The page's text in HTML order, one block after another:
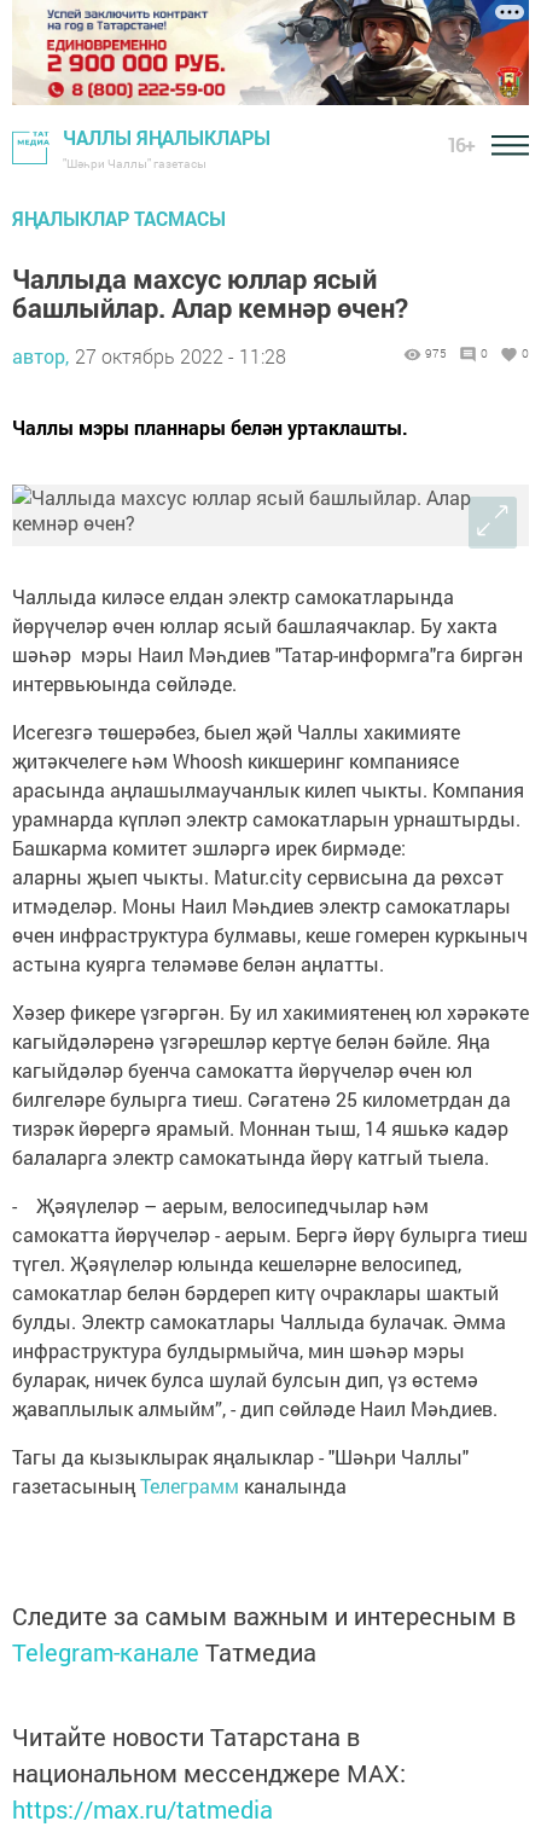
ЧАЛЛЫ ЯҢАЛЫКЛАРЫ
"Шәһри Чаллы" газетасы
16+
ЯҢАЛЫКЛАР ТАСМАСЫ
Чаллыда махсус юллар ясый
башлыйлар. Алар кемнәр өчен?
автор, 27 октябрь 2022 - 11:28 975 0 0
Чаллы мэры планнары белән уртаклашты.
Чаллыда киләсе елдан электр самокатларында
йөрүчеләр өчен юллар ясый башлаячаклар. Бу хакта
шәһәр мэры Наил Мәһдиев "Татар-информга"га биргән
интервьюында сөйләде.
Исегезгә төшерәбез, быел җәй Чаллы хакимияте
җитәкчелеге һәм Whoosh кикшеринг компаниясе
арасында аңлашылмаучанлык килеп чыкты. Компания
урамнарда күпләп электр самокатларын урнаштырды.
Башкарма комитет эшләргә ирек бирмәде:
аларны җыеп чыкты. Matur.city сервисына да рөхсәт
итмәделәр. Моны Наил Мәһдиев электр самокатлары
өчен инфраструктура булмавы, кеше гомерен куркыныч
астына куярга теләмәве белән аңлатты.
Хәзер фикере үзгәргән. Бу ил хакимиятенең юл хәрәкәте
кагыйдәләренә үзгәрешләр кертүе белән бәйле. Яңа
кагыйдәләр буенча самокатта йөрүчеләр өчен юл
билгеләре булырга тиеш. Сәгатенә 25 километрдан да
тизрәк йөрергә ярамый. Моннан тыш, 14 яшькә кадәр
балаларга электр самокатында йөрү катгый тыела.
- Җәяүлеләр – аерым, велосипедчылар һәм
самокатта йөрүчеләр - аерым. Бергә йөрү булырга тиеш
түгел. Җәяүлеләр юлында кешеләрне велосипед,
самокатлар белән бәрдереп китү очраклары шактый
булды. Электр самокатлары Чаллыда булачак. Әмма
инфраструктура булдырмыйча, мин шәһәр мэры
буларак, ничек булса шулай булсын дип, үз өстемә
җаваплылык алмыйм”, - дип сөйләде Наил Мәһдиев.
Тагы да кызыклырак яңалыклар - "Шәһри Чаллы"
газетасыныңТелеграмм каналында
Следите за самым важным и интересным в
Telegram-канале Татмедиа
Читайте новости Татарстана в
национальном мессенджере MАХ:
https://max.ru/tatmedia